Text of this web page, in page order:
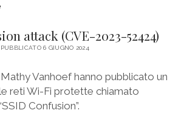
attack (CVE-2023-52424)
PUBBLICATO 6 GIUGNO 2024
Vanhoef hanno pubblicato un
reti Wi-Fi protette chiamato
Confusion”.